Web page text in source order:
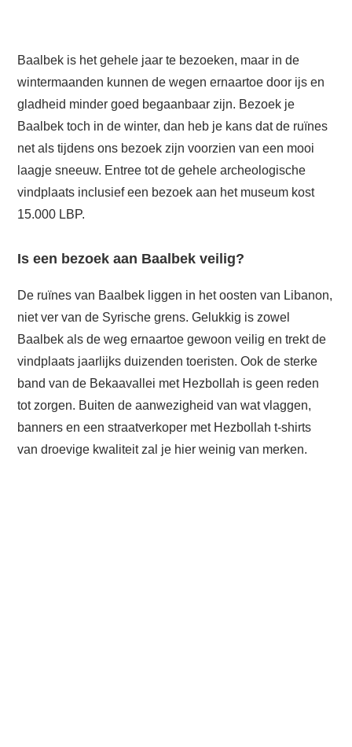
Baalbek is het gehele jaar te bezoeken, maar in de
wintermaanden kunnen de wegen ernaartoe door ijs en
gladheid minder goed begaanbaar zijn. Bezoek je
Baalbek toch in de winter, dan heb je kans dat de ruïnes
net als tijdens ons bezoek zijn voorzien van een mooi
laagje sneeuw. Entree tot de gehele archeologische
vindplaats inclusief een bezoek aan het museum kost
15.000 LBP.
Is een bezoek aan Baalbek veilig?
De ruïnes van Baalbek liggen in het oosten van Libanon,
niet ver van de Syrische grens. Gelukkig is zowel
Baalbek als de weg ernaartoe gewoon veilig en trekt de
vindplaats jaarlijks duizenden toeristen. Ook de sterke
band van de Bekaavallei met Hezbollah is geen reden
tot zorgen. Buiten de aanwezigheid van wat vlaggen,
banners en een straatverkoper met Hezbollah t-shirts
van droevige kwaliteit zal je hier weinig van merken.